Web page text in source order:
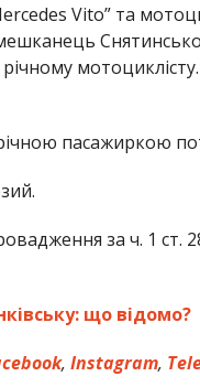
Vito” та
пасажиркою
за ч. 1 ст.
що відомо?
, Instagram,